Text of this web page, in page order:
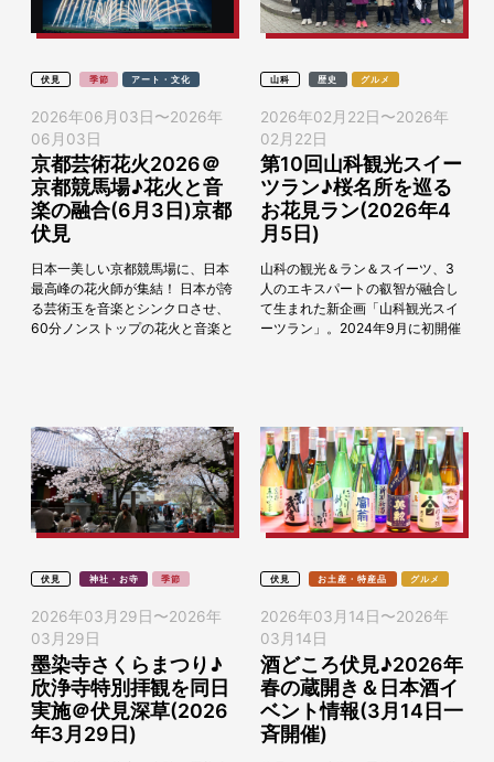
伏見 季節 アート・文化
2026年06月03日 〜2026年
06月03日
京都芸術花火2026＠
京都競馬場♪花火と音
楽の融合(6月3日)京都
伏見
日本一美しい京都競馬場に、日本
最高峰の花火師が集結！ 日本が誇
る芸術玉を音楽とシンクロさせ、
60分ノンストップの花火と音楽と
山科 歴史 グルメ
2026年02月22日 〜2026年
02月22日
第10回⼭科観光スイー
ツラン♪桜名所を巡る
お花見ラン(2026年4
月5日)
山科の観光＆ラン＆スイーツ、3
人のエキスパートの叡智が融合し
て生まれた新企画「山科観光スイ
ーツラン」。2024年9月に初開催
伏見 神社・お寺 季節
2026年03月29日 〜2026年
03月29日
墨染寺さくらまつり♪
欣浄寺特別拝観を同日
実施＠伏見深草(2026
年3月29日)
伏見 お土産・特産品 グルメ
2026年03月14日 〜2026年
03月14日
酒どころ伏見♪2026年
春の蔵開き＆日本酒イ
ベント情報(3月14日一
斉開催)